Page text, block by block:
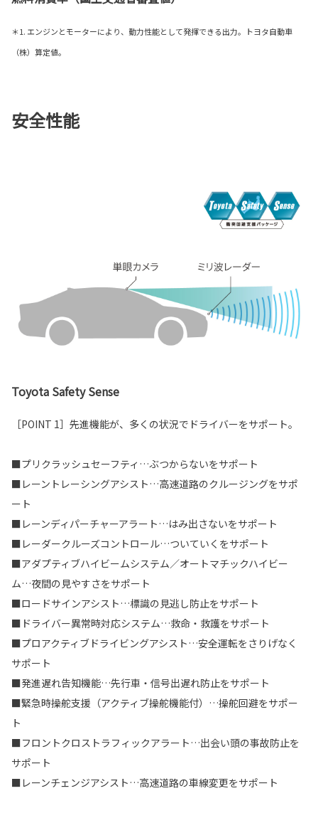
＊1. エンジンとモーターにより、動力性能として発揮できる出力。トヨタ自動車
（株）算定値。
安全性能
Toyota Safety Sense
［POINT 1］先進機能が、多くの状況でドライバーをサポート。
■プリクラッシュセーフティ…ぶつからないをサポート
■レーントレーシングアシスト…高速道路のクルージングをサポ
ート
■レーンディパーチャーアラート…はみ出さないをサポート
■レーダークルーズコントロール…ついていくをサポート
■アダプティブハイビームシステム／オートマチックハイビー
ム…夜間の見やすさをサポート
■ロードサインアシスト…標識の見逃し防止をサポート
■ドライバー異常時対応システム…救命・救護をサポート
■プロアクティブドライビングアシスト…安全運転をさりげなく
サポート
■発進遅れ告知機能…先行車・信号出遅れ防止をサポート
■緊急時操舵支援（アクティブ操舵機能付）…操舵回避をサポー
ト
■フロントクロストラフィックアラート…出会い頭の事故防止を
サポート
■レーンチェンジアシスト…高速道路の車線変更をサポート